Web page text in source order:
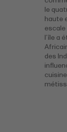
le
haute
l’île a
des